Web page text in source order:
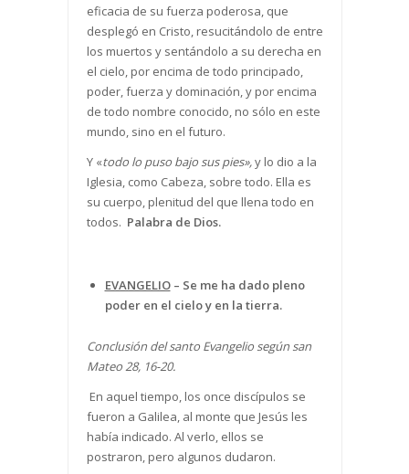
eficacia de su fuerza poderosa, que
desplegó en Cristo, resucitándolo de entre
los muertos y sentándolo a su derecha en
el cielo, por encima de todo principado,
poder, fuerza y dominación, y por encima
de todo nombre conocido, no sólo en este
mundo, sino en el futuro.
Y «todo lo puso bajo sus pies»,y lo dio a la
Iglesia, como Cabeza, sobre todo. Ella es
su cuerpo, plenitud del que llena todo en
todos. Palabra de Dios.
EVANGELIO– Se me ha dado pleno
poder en el cielo y en la tierra.
Conclusión del santo Evangelio según san
Mateo 28, 16-20.
En aquel tiempo, los once discípulos se
fueron a Galilea, al monte que Jesús les
había indicado. Al verlo, ellos se
postraron, pero algunos dudaron.